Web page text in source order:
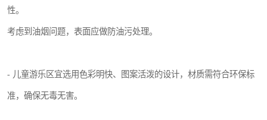
性。
考虑到油烟问题，表面应做防油污处理。
- 儿童游乐区宜选用色彩明快、图案活泼的设计，材质需符合环保标
准，确保无毒无害。